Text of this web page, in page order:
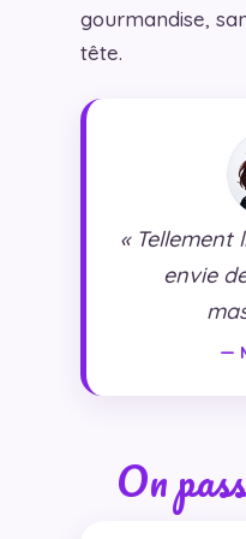
gourmandise,
tête.
« Tellement
envie
—
On